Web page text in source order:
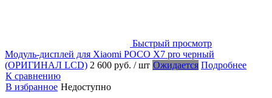
Быстрый просмотр
Модуль-дисплей для Xiaomi POCO X7 pro черный
(ОРИГИНАЛ LCD) 2 600 руб. / шт Ожидается Подробнее
К сравнению
В избранное Недоступно